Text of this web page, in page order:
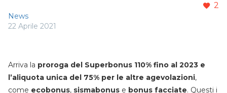
2
News
22 Aprile 2021
Arriva la proroga del Superbonus 110% fino al 2023 e
l’aliquota unica del 75% per le altre agevolazioni,
come ecobonus, sismabonus e bonus facciate. Questi i